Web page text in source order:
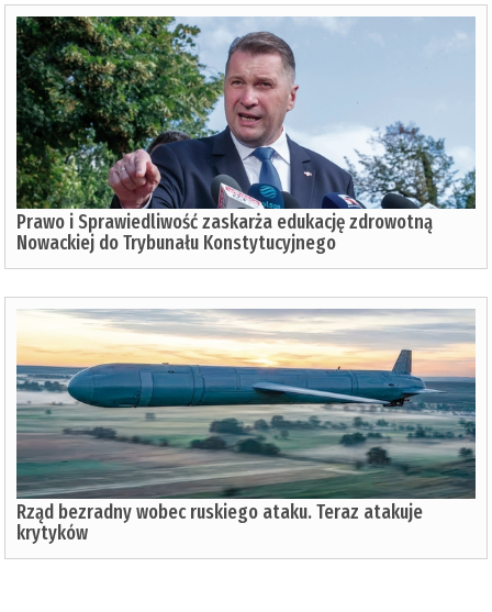
Prawo i Sprawiedliwość zaskarża edukację zdrowotną
Nowackiej do Trybunału Konstytucyjnego
Rząd bezradny wobec ruskiego ataku. Teraz atakuje
krytyków